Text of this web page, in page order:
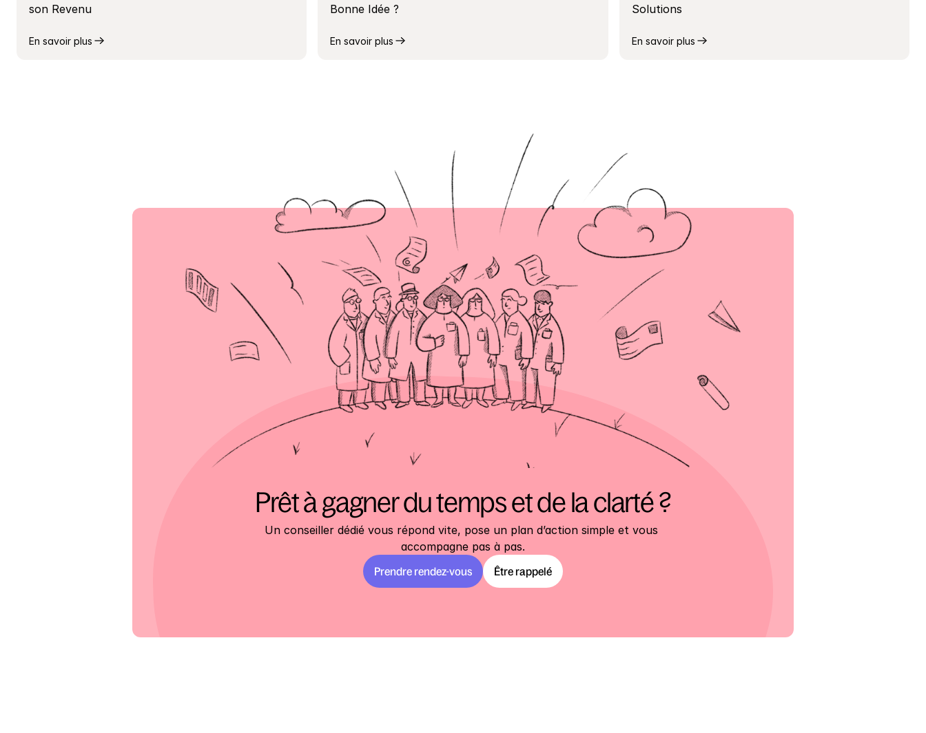
son Revenu
En savoir plus
Bonne Idée ?
En savoir plus
Solutions
En savoir plus
Prêt à gagner du temps et de la clarté ?
Un conseiller dédié vous répond vite, pose un plan d’action simple et vous
accompagne pas à pas.
Prendre rendez-vous Être rappelé